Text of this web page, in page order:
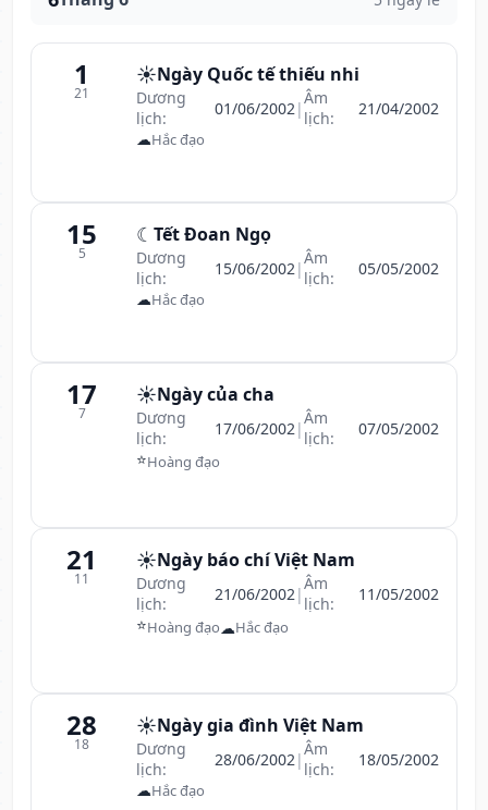
1
21
☀️Ngày Quốc tế thiếu nhi
Dương
lịch:
01/06/2002 |Âm
lịch:
21/04/2002
☁Hắc đạo
15
5
☾ Tết Đoan Ngọ
Dương
lịch:
15/06/2002 |Âm
lịch:
05/05/2002
☁Hắc đạo
17
7
☀️Ngày của cha
Dương
lịch:
17/06/2002 |Âm
lịch:
07/05/2002
⭐Hoàng đạo
21
11
☀️Ngày báo chí Việt Nam
Dương
lịch:
21/06/2002 |Âm
lịch:
11/05/2002
⭐Hoàng đạo☁Hắc đạo
28
18
☀️Ngày gia đình Việt Nam
Dương
lịch:
28/06/2002 |Âm
lịch:
18/05/2002
☁Hắc đạo